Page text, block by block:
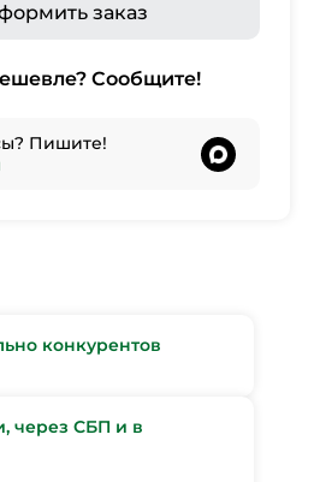
заказ
Сообщите!
Пишите!
конкурентов
через СБП и в